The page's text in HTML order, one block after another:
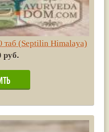
таб (Septilin Himalaya)
руб.